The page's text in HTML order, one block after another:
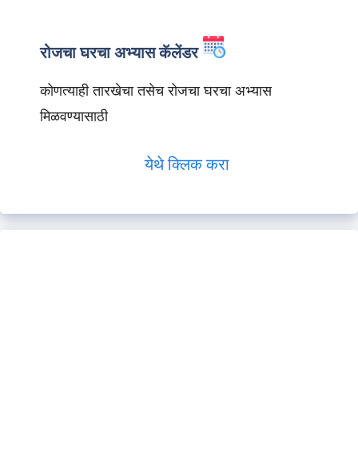
रोजचा घरचा अभ्यास कॅलेंडर
कोणत्याही तारखेचा तसेच रोजचा घरचा अभ्यास
मिळवण्यासाठी
येथे क्लिक करा